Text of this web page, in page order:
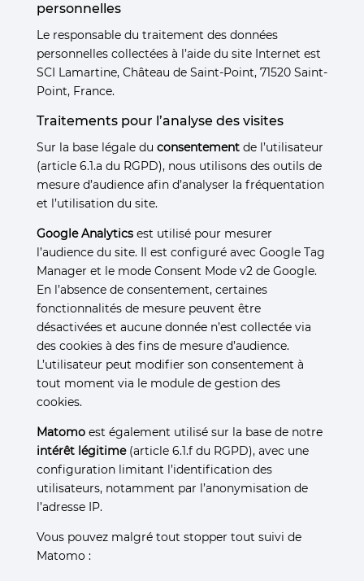
personnelles
Le responsable du traitement des données
personnelles collectées à l’aide du site Internet est
SCI Lamartine, Château de Saint-Point, 71520 Saint-
Point, France.
Traitements pour l’analyse des visites
Sur la base légale du consentementde l’utilisateur
(article 6.1.a du RGPD), nous utilisons des outils de
mesure d’audience afin d’analyser la fréquentation
et l’utilisation du site.
Google Analyticsest utilisé pour mesurer
l’audience du site. Il est configuré avec Google Tag
Manager et le mode Consent Mode v2 de Google.
En l’absence de consentement, certaines
fonctionnalités de mesure peuvent être
désactivées et aucune donnée n’est collectée via
des cookies à des fins de mesure d’audience.
L’utilisateur peut modifier son consentement à
tout moment via le module de gestion des
cookies.
Matomoest également utilisé sur la base de notre
intérêt légitime(article 6.1.f du RGPD), avec une
configuration limitant l’identification des
utilisateurs, notamment par l’anonymisation de
l’adresse IP.
Vous pouvez malgré tout stopper tout suivi de
Matomo :